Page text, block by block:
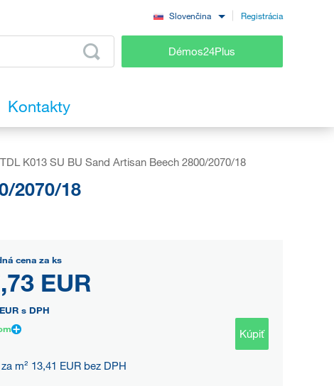
Slovenčina Registrácia
Démos24Plus
Kontakty
K013 SU BU Sand Artisan Beech 2800/2070/18
2070/18
cena za ks
EUR
s DPH
Kúpiť
m² 13,41 EUR bez DPH